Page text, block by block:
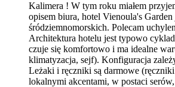
Kalimera ! W tym roku miałem
opisem biura, hotel Vienoula's
śródziemnomorskich. Polecam
Architektura hotelu jest typowo
czuje się komfortowo i ma idealne
klimatyzacja, sejf). Konfiguracja
Leżaki i ręczniki są darmowe
lokalnymi akcentami, w postaci